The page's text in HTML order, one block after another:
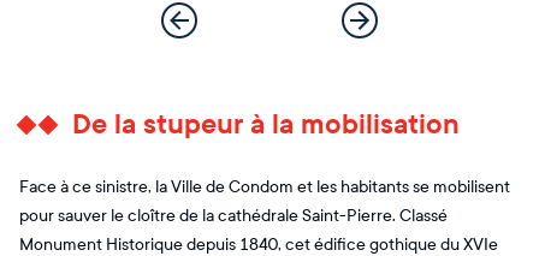
De la stupeur à la mobilisation
Face à ce sinistre, la Ville de Condom et les habitants se mobilisent
pour sauver le cloître de la cathédrale Saint-Pierre. Classé
Monument Historique depuis 1840, cet édifice gothique du XVIe